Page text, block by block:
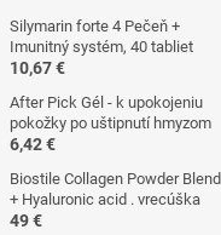
Silymarin forte 4 Pečeň +
Imunitný systém, 40 tabliet
10,67 €
After Pick Gél - k upokojeniu
pokožky po uštipnutí hmyzom
6,42 €
Biostile Collagen Powder Blend
+ Hyaluronic acid . vrecúška
49 €